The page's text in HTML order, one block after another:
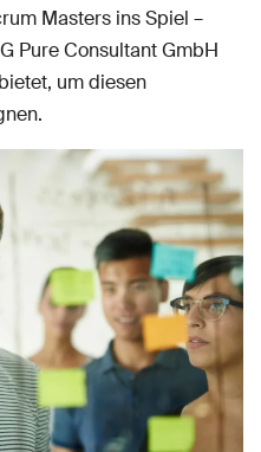
Masters ins Spiel –
Pure Consultant GmbH
um diesen